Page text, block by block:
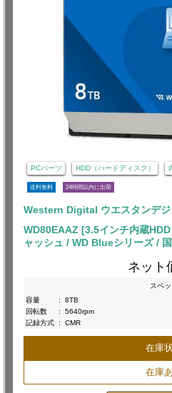
PCパーツ HDD（ハードディスク）
送料無料 24時間以内に出荷
Western Digital ウエスタンデジ
WD80EAAZ [3.5インチ内蔵
ャッシュ / WD Blueシリーズ /
ネット
スペッ
容量
:
8TB
回転数
:
5640rpm
記録方式 : CMR
在庫
在庫